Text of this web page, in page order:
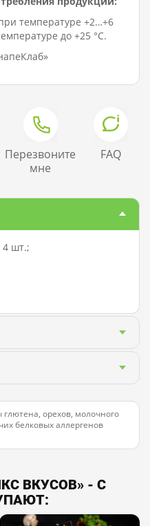
температуре +2…+6
до +25 °C.
шт.;
Перезвоните
мне
FAQ
орехов, молочного
белковых аллергенов
ВКУСОВ» - С